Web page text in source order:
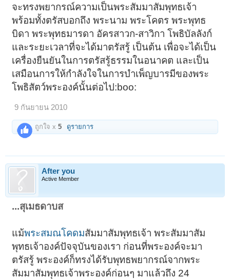
จะทรงพยากรณ์ความเป็นพระสัมมาสัมพุทธเจ้า
พร้อมทั้งตรัสบอกถึง พระนาม พระโคตร พระพุทธ
บิดา พระพุทธมารดา อัครสาวก-สาวิกา โพธิบัลลังก์
และระยะเวลาที่จะได้มาตรัสรู้ เป็นต้น เพื่อจะได้เป็น
เครื่องยืนยันในการตรัสรู้ธรรมในอนาคต และเป็น
เสมือนการให้กำลังใจในการบำเพ็ญบารมีของพระ
โพธิสัตว์พระองค์นั้นต่อไป:boo:
9 กันยายน 2010
ถูกใจ x5 ดูรายการ
After you
Active Member
...สุเมธดาบส
แม้พระสมณโคดมสัมมาสัมพุทธเจ้า พระสัมมาสัม
พุทธเจ้าองค์ปัจจุบันของเรา ก่อนที่พระองค์จะมา
ตรัสรู้ พระองค์ก็ทรงได้รับพุทธพยากรณ์จากพระ
สัมมาสัมพุทธเจ้าพระองค์ก่อนๆ มาแล้วถึง 24